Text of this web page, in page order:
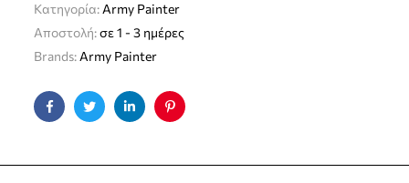
Κατηγορία: Army Painter
Αποστολή:σε 1 - 3 ημέρες
Brands: Army Painter
FacebookTwitterLinkedinPinterest